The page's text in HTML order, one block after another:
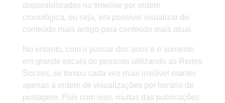
disponibilizados na timeline por ordem
cronológica, ou seja, era possível visualizar do
conteúdo mais antigo para conteúdo mais atual.
No entanto, com o passar dos anos e o aumento
em grande escala de pessoas utilizando as Redes
Sociais, se tornou cada vez mais inviável manter
apenas a ordem de visualizações por horário de
postagem. Pois com isso, muitas das publicações